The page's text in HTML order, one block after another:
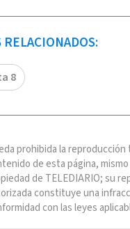
RELACIONADOS:
8
prohibida la reproducción
de esta página,
de TELEDIARIO; su
constituye una
con las leyes